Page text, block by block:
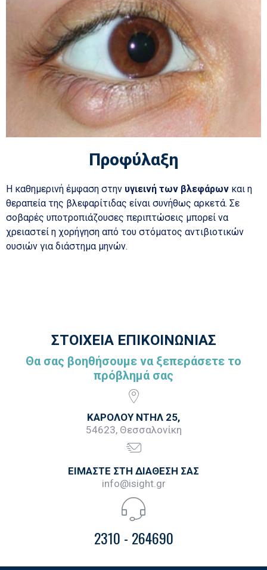
Προφύλαξη
Η καθημερινή έμφαση στην υγιεινή των βλεφάρων και η
θεραπεία της βλεφαρίτιδας είναι συνήθως αρκετά. Σε
σοβαρές υποτροπιάζουσες περιπτώσεις μπορεί να
χρειαστεί η χορήγηση από του στόματος αντιβιοτικών
ουσιών για διάστημα μηνών.
ΣΤΟΙΧΕΙΑ ΕΠΙΚΟΙΝΩΝΙΑΣ
Θα σας βοηθήσουμε να ξεπεράσετε το
πρόβλημά σας
ΚΑΡΟΛΟΥ ΝΤΗΛ 25,
54623, Θεσσαλονίκη
ΕΙΜΑΣΤΕ ΣΤΗ ΔΙΑΘΕΣΗ ΣΑΣ
info@isight.gr
2310 - 264690